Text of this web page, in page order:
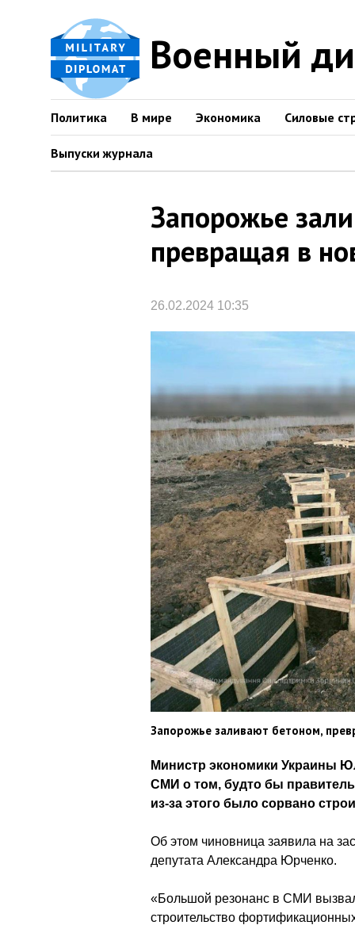
Военный
Политика В мире Экономика Силовые
Выпуски журнала
Запорожье
превращая в
26.02.2024 10:35
Запорожье заливают бетоном,
Министр экономики Украины
СМИ о том, будто бы
из-за этого было сорвано
Об этом чиновница заявила на
депутата Александра Юрченко.
«Большой резонанс в СМИ
строительство